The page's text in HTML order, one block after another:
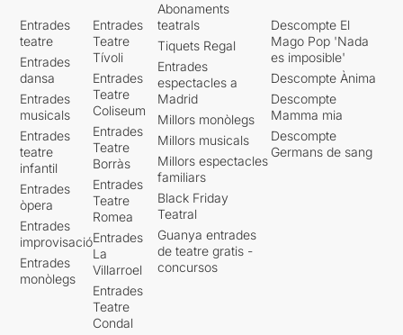
Entrades
teatre
Entrades
dansa
Entrades
musicals
Entrades
teatre
infantil
Entrades
òpera
Entrades
improvisació
Entrades
monòlegs
Entrades
Teatre
Tívoli
Entrades
Teatre
Coliseum
Entrades
Teatre
Borràs
Entrades
Teatre
Romea
Entrades
La
Villarroel
Entrades
Teatre
Condal
Abonaments
teatrals
Tiquets Regal
Entrades
espectacles a
Madrid
Millors monòlegs
Millors musicals
Millors espectacles
familiars
Black Friday
Teatral
Guanya entrades
de teatre gratis -
concursos
Descompte El
Mago Pop 'Nada
es imposible'
Descompte Ànima
Descompte
Mamma mia
Descompte
Germans de sang